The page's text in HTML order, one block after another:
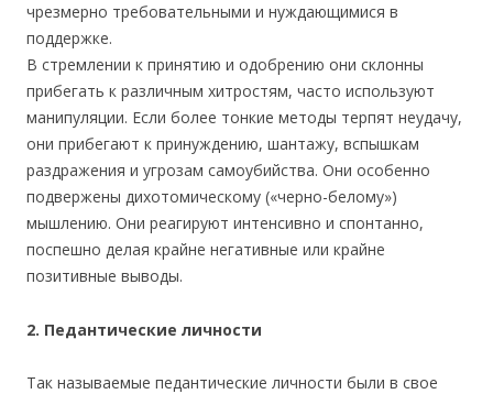
чрезмерно требовательными и нуждающимися в
поддержке.
В стремлении к принятию и одобрению они склонны
прибегать к различным хитростям, часто используют
манипуляции. Если более тонкие методы терпят неудачу,
они прибегают к принуждению, шантажу, вспышкам
раздражения и угрозам самоубийства. Они особенно
подвержены дихотомическому («черно-белому»)
мышлению. Они реагируют интенсивно и спонтанно,
поспешно делая крайне негативные или крайне
позитивные выводы.
2. Педантические личности
Так называемые педантические личности были в свое